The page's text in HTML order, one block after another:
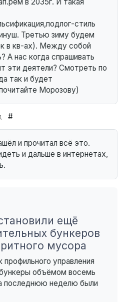
стиль
Третью зиму будем
в кв-ах). Между собой
А нас когда спрашивать
эти деятели? Смотреть по
так и будет
Морозову)
#
и прочитал всё это.
и дальше в интернетах,
ещё
бункеров
мусора
профильного управления
объёмом восемь
последнюю неделю были